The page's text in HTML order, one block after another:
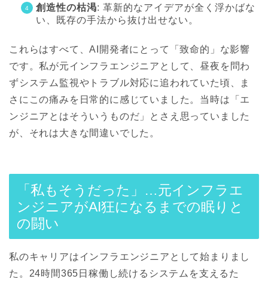
創造性の枯渇: 革新的なアイデアが全く浮かばな
い、既存の手法から抜け出せない。
これらはすべて、AI開発者にとって「致命的」な影響
です。私が元インフラエンジニアとして、昼夜を問わ
ずシステム監視やトラブル対応に追われていた頃、ま
さにこの痛みを日常的に感じていました。当時は「エ
ンジニアとはそういうものだ」とさえ思っていました
が、それは大きな間違いでした。
「私もそうだった」…元インフラエ
ンジニアがAI狂になるまでの眠りと
の闘い
私のキャリアはインフラエンジニアとして始まりまし
た。24時間365日稼働し続けるシステムを支えるた